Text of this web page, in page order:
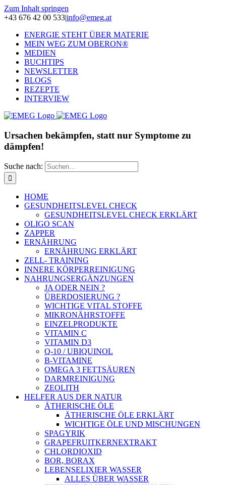
Zum Inhalt springen
+43 676 42 00 533|info@emeg.at
ENERGIE STEHT ÜBER MATERIE
MEIN WEG ZUM OBERON®
MEDIEN
BUCHTIPS
NEWSLETTER
BLOGS
REZEPTE
INTERVIEW
Ursachen bekämpfen, statt nur Symptome zu
dämpfen!
Suche nach:
HOME
GESUNDHEITSLEVEL CHECK
GESUNDHEITSLEVEL CHECK ERKLÄRT
OLIGO SCAN
ZAPPER
ERNÄHRUNG
ERNÄHRUNG ERKLÄRT
ZELL- TRAINING
INNERE KÖRPERREINIGUNG
NAHRUNGSERGÄNZUNGEN
JA ODER NEIN ?
ÜBERDOSIERUNG ?
WICHTIGE VITAL STOFFE
MIKRONÄHRSTOFFE
EINZELPRODUKTE
VITAMIN C
VITAMIN D3
Q-10 / UBIQUINOL
B-VITAMINE
OMEGA 3 FETTSÄUREN
DARMREINIGUNG
ZEOLITH
HELFER AUS DER NATUR
ÄTHERISCHE ÖLE
ÄTHERISCHE ÖLE ERKLÄRT
WICHTIGE ÖLE UND MISCHUNGEN
SPAGYRIK
GRAPEFRUITKERNEXTRAKT
CHLORDIOXID
BOR, BORAX
LEBENSELIXIER WASSER
ALLES ÜBER WASSER